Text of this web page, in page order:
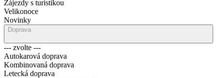
Zájezdy s turistikou
Velikonoce
Novinky
Doprava
--- zvolte ---
Autokarová doprava
Kombinovaná doprava
Letecká doprava